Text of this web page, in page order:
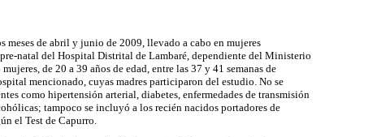
de abril y junio de 2009, llevado a cabo en mujeres
natal del Hospital Distrital de Lambaré, dependiente del Ministerio
de 20 a 39 años de edad, entre las 37 y 41 semanas de
mencionado, cuyas madres participaron del estudio. No se
como hipertensión arterial, diabetes, enfermedades de transmisión
tampoco se incluyó a los recién nacidos portadores de
el Test de Capurro.